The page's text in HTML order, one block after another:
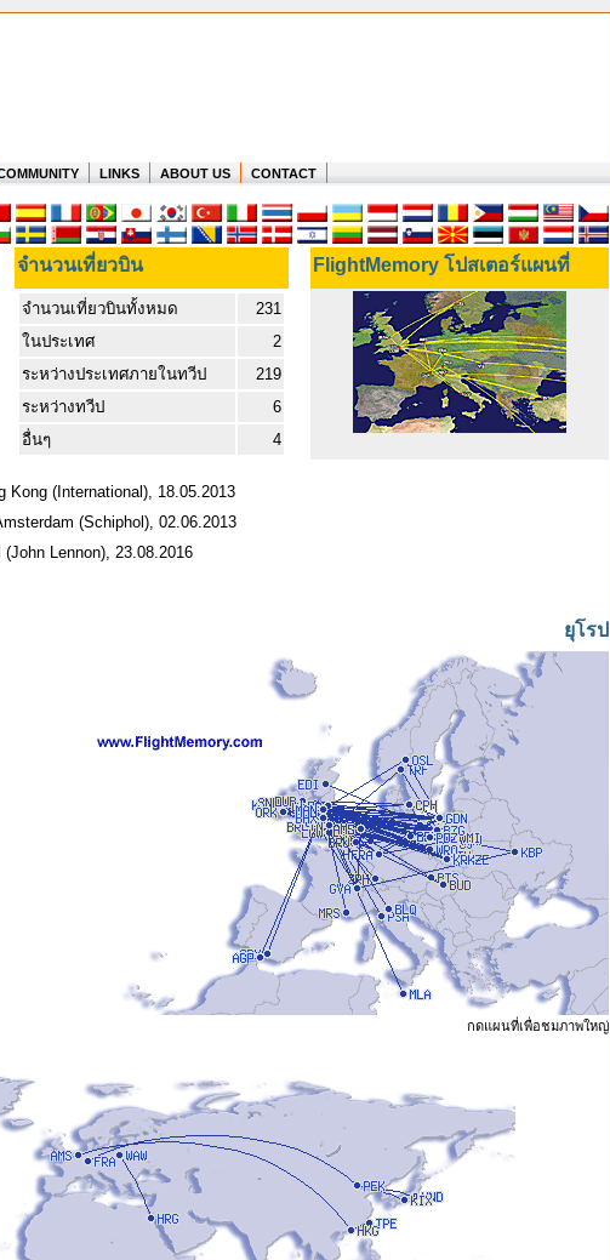
LINKS ABOUT US CONTACT
จำนวนเที่ยวบิน FlightMemory โปสเตอร์แผนที่
จำนวนเที่ยวบินทั้งหมด
231
ในประเทศ
2
ระหว่างประเทศภายในทวีป
219
ระหว่างทวีป
6
อื่นๆ
4
Kong (International), 18.05.2013
(Schiphol), 02.06.2013
Lennon), 23.08.2016
ยุโรป
กดแผนที่เพื่อชมภาพใหญ่